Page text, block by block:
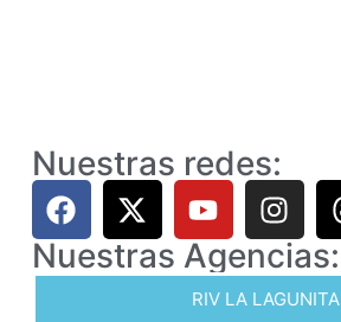
Nuestras redes:
Nuestras Agencias:
RIV LA LAGUNITA